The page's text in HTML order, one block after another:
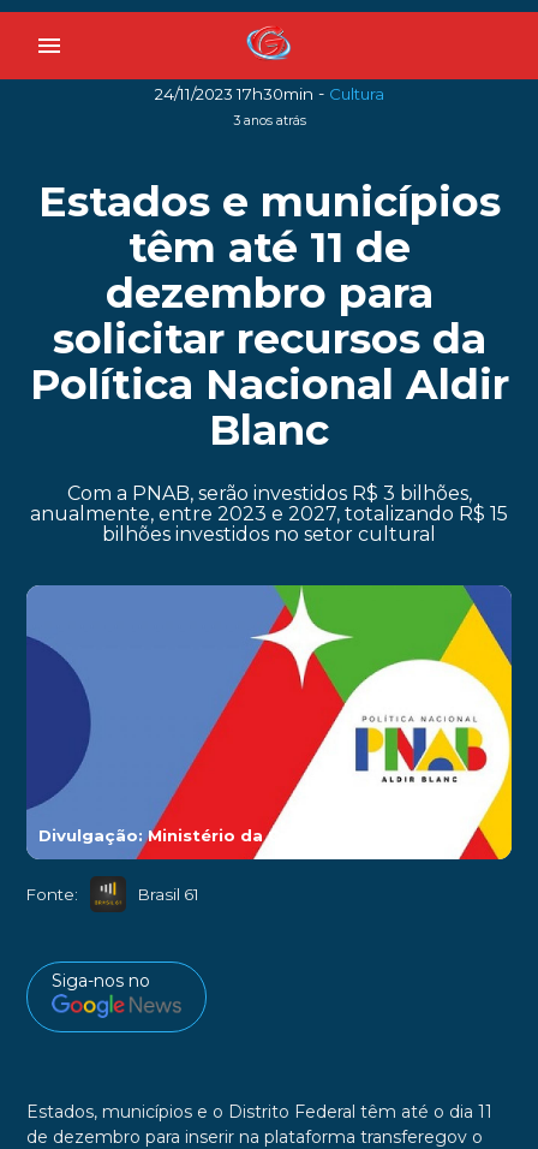
menu
24/11/2023 17h30min - Cultura
3 anos atrás
Estados e municípios
têm até 11 de
dezembro para
solicitar recursos da
Política Nacional Aldir
Blanc
Com a PNAB, serão investidos R$ 3 bilhões,
anualmente, entre 2023 e 2027, totalizando R$ 15
bilhões investidos no setor cultural
Divulgação: Ministério da Cultura
Fonte: Brasil 61
Siga-nos no
Estados, municípios e o Distrito Federal têm até o dia 11
de dezembro para inserir na plataforma transferegov o